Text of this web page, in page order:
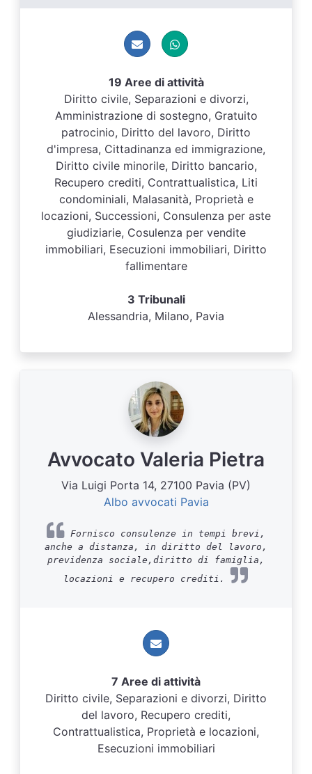
19 Aree di attività
Diritto civile, Separazioni e divorzi,
Amministrazione di sostegno, Gratuito
patrocinio, Diritto del lavoro, Diritto
d'impresa, Cittadinanza ed immigrazione,
Diritto civile minorile, Diritto bancario,
Recupero crediti, Contrattualistica, Liti
condominiali, Malasanità, Proprietà e
locazioni, Successioni, Consulenza per aste
giudiziarie, Cosulenza per vendite
immobiliari, Esecuzioni immobiliari, Diritto
fallimentare
3 Tribunali
Alessandria, Milano, Pavia
Avvocato Valeria Pietra
Via Luigi Porta 14, 27100 Pavia (PV)
Albo avvocati Pavia
Fornisco consulenze in tempi brevi,
anche a distanza, in diritto del lavoro,
previdenza sociale,diritto di famiglia,
locazioni e recupero crediti.
7 Aree di attività
Diritto civile, Separazioni e divorzi, Diritto
del lavoro, Recupero crediti,
Contrattualistica, Proprietà e locazioni,
Esecuzioni immobiliari